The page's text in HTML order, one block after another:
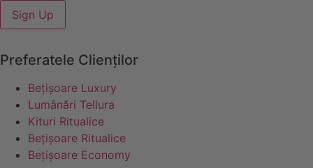
Sign Up
Preferatele Clienților
Bețișoare Luxury
Lumânări Tellura
Kituri Ritualice
Bețișoare Ritualice
Bețișoare Economy